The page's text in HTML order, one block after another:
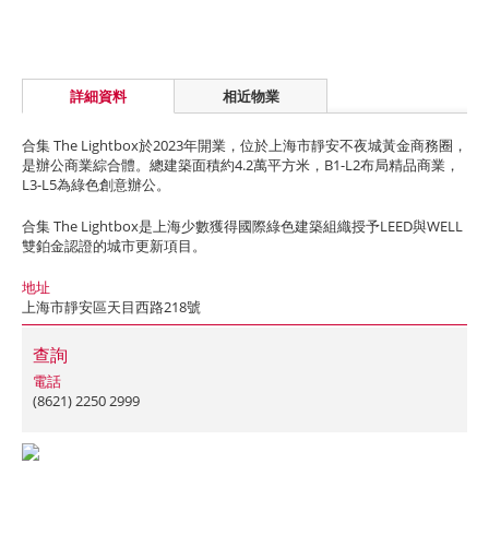
詳細資料 相近物業
合集 The Lightbox於2023年開業，位於上海市靜安不夜城黃金商務圈，
是辦公商業綜合體。總建築面積約4.2萬平方米，B1-L2布局精品商業，
L3-L5為綠色創意辦公。
合集 The Lightbox是上海少數獲得國際綠色建築組織授予LEED與WELL
雙鉑金認證的城市更新項目。
地址
上海市靜安區天目西路218號
查詢
電話
(8621) 2250 2999